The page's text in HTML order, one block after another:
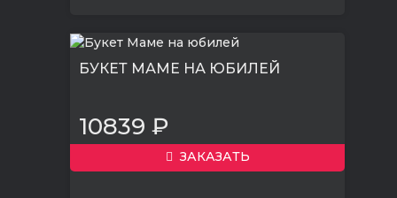
БУКЕТ МАМЕ НА ЮБИЛЕЙ
10839 ₽
ЗАКАЗАТЬ